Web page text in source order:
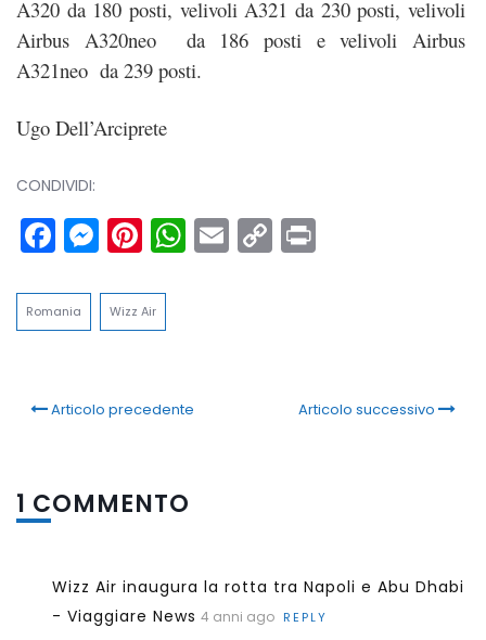
A320 da 180 posti, velivoli A321 da 230 posti, velivoli
Airbus A320neo da 186 posti e velivoli Airbus
A321neo da 239 posti.
Ugo Dell’Arciprete
CONDIVIDI:
Facebook
Messenger
Pinterest
WhatsApp
Email
Copy
Link
Romania Wizz Air
Articolo precedente Articolo successivo
1 COMMENTO
Wizz Air inaugura la rotta tra Napoli e Abu Dhabi
- Viaggiare News 4 anni ago REPLY